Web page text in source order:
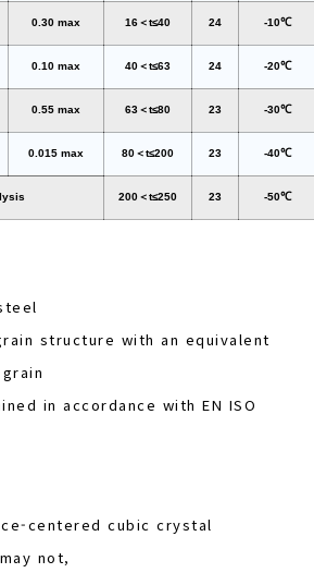
0.30 max 16＜t≤40 24 -10℃
0.10 max 40＜t≤63 24 -20℃
0.55 max 63＜t≤80 23 -30℃
0.015 max 80＜t≤200 23 -40℃
200＜t≤250 23 -50℃
structure with an equivalent
in accordance with EN ISO
centered cubic crystal
not,